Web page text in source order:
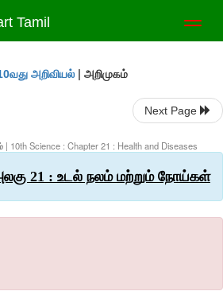
Tamil
அறிவியல் | அறிமுகம்
Next Page
| 10th Science : Chapter 21 : Health and Diseases
21 : உடல் நலம் மற்றும் நோய்கள்